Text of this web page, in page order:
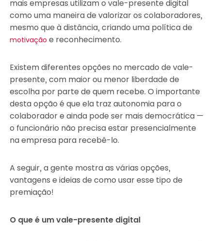
mais empresas utilizam o vale-presente digital
como uma maneira de valorizar os colaboradores,
mesmo que à distância, criando uma política de
motivação e reconhecimento.
Existem diferentes opções no mercado de vale-
presente, com maior ou menor liberdade de
escolha por parte de quem recebe. O importante
desta opção é que ela traz autonomia para o
colaborador e ainda pode ser mais democrática —
o funcionário não precisa estar presencialmente
na empresa para recebê-lo.
A seguir, a gente mostra as várias opções,
vantagens e ideias de como usar esse tipo de
premiação!
O que é um vale-presente digital